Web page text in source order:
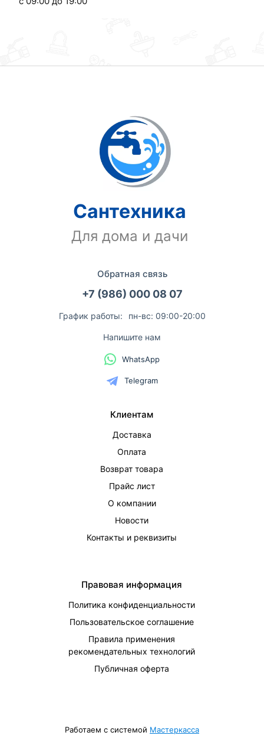
Сантехника
Для дома и дачи
Обратная связь
+7 (986) 000 08 07
График работы: пн-вс: 09:00-20:00
Напишите нам
WhatsApp
Telegram
Клиентам
Доставка
Оплата
Возврат товара
Прайс лист
О компании
Новости
Контакты и реквизиты
Правовая информация
Политика конфиденциальности
Пользовательское соглашение
Правила применения
рекомендательных технологий
Публичная оферта
Работаем с системой Мастеркасса